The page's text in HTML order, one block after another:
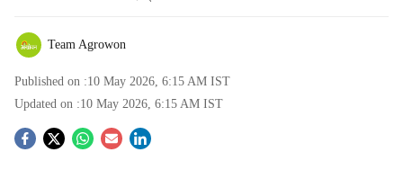
Team Agrowon
Published on :10 May 2026, 6:15 AM IST
Updated on :10 May 2026, 6:15 AM IST
S